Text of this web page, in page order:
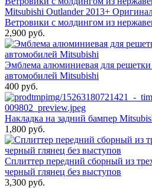
Mitsubishi Outlander 2013+
Ветровики с молдингом из
2,900 руб.
Эмблема алюминиевая для решетки
автомобилей Mitsubishi
400 руб.
Накладка на задний бампер
1,800 руб.
Сплиттер передний сборный из
черный глянец без выступов
3,300 руб.